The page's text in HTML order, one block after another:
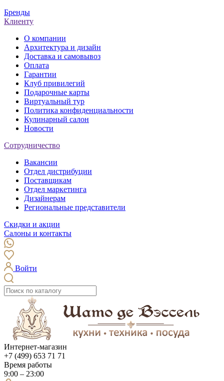
Бренды
Клиенту
О компании
Архитектура и дизайн
Доставка и самовывоз
Оплата
Гарантии
Клуб привилегий
Подарочные карты
Виртуальный тур
Политика конфиденциальности
Кулинарный салон
Новости
Сотрудничество
Вакансии
Отдел дистрибуции
Поставщикам
Отдел маркетинга
Дизайнерам
Региональные представители
Скидки и акции
Салоны и контакты
Войти
Интернет-магазин
+7 (499) 653 71 71
Время работы
9:00 – 23:00